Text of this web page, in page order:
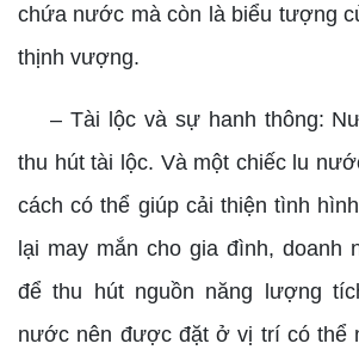
chứa nước mà còn là biểu tượng
thịnh vượng.
– Tài lộc và sự hanh thông:
thu hút tài lộc. Và một chiếc lu
cách có thể giúp cải thiện tình
lại may mắn cho gia đình, doanh
để thu hút nguồn năng lượng
nước nên được đặt ở vị trí có thể